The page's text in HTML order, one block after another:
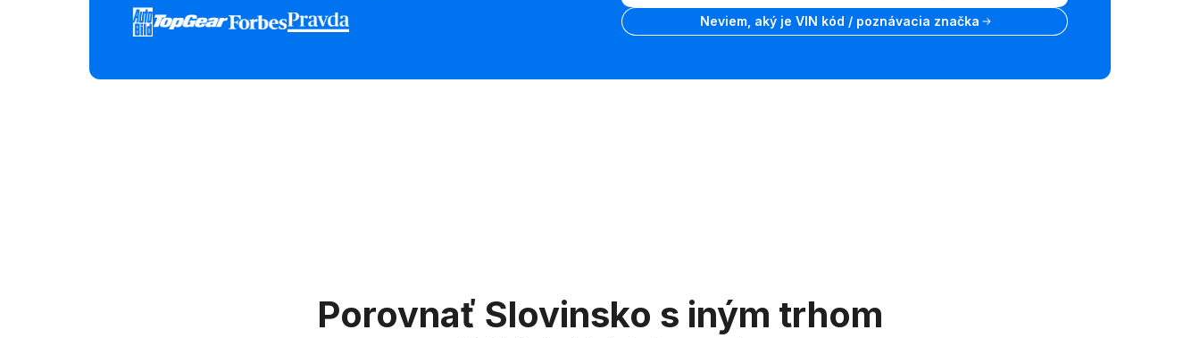
a
poznávacou
Zadajte VIN
Neviem, aký je VIN kód / poznávacia značka
Porovnať Slovinsko s iným trhom